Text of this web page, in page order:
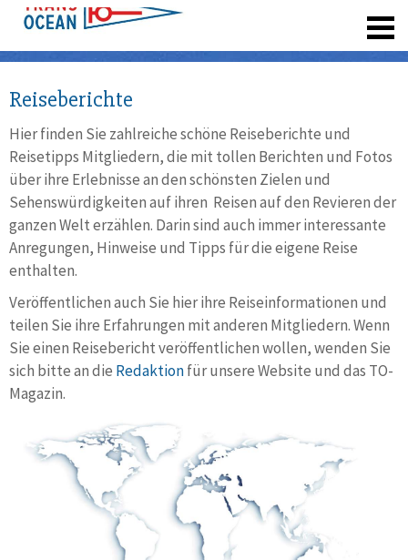
Reiseberichte
Hier finden Sie zahlreiche schöne Reiseberichte und
Reisetipps Mitgliedern, die mit tollen Berichten und Fotos
über ihre Erlebnisse an den schönsten Zielen und
Sehenswürdigkeiten auf ihren Reisen auf den Revieren der
ganzen Welt erzählen. Darin sind auch immer interessante
Anregungen, Hinweise und Tipps für die eigene Reise
enthalten.
Veröffentlichen auch Sie hier ihre Reiseinformationen und
teilen Sie ihre Erfahrungen mit anderen Mitgliedern. Wenn
Sie einen Reisebericht veröffentlichen wollen, wenden Sie
sich bitte an die Redaktionfür unsere Website und das TO-
Magazin.